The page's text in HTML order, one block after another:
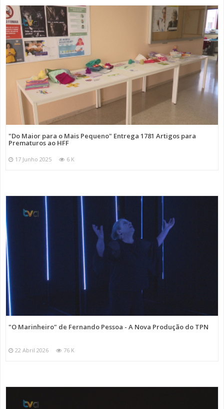
"Do Maior para o Mais Pequeno" Entrega 1781 Artigos para
Prematuros ao HFF
17 Junho 2025 6 K
"O Marinheiro" de Fernando Pessoa - A Nova Produção do TPN
22 Abril 2026 76 K